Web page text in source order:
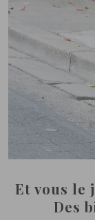
Et vous le
Des